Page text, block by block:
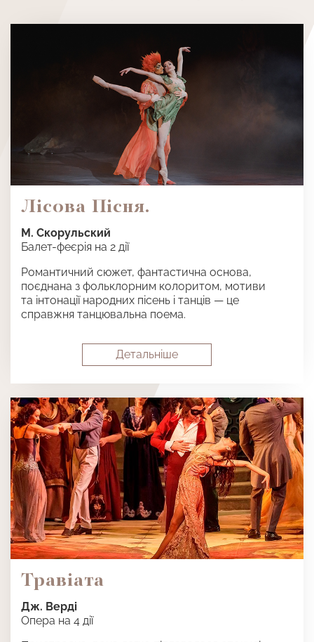
Антракт– додаткова послуга, яка
ще більш цікавим і приємним.
ДЕТАЛЬНIШЕ
КУПИТИ КВИТОК
Лісова Пісня.
М. Скорульский
Балет-феєрія на 2 дії
Романтичний сюжет, фантастична основа,
поєднана з фольклорним колоритом, мотиви
та інтонації народних пісень і танців — це
справжня танцювальна поема.
Детальнiше
Травіата
Дж. Верді
Опера на 4 дії